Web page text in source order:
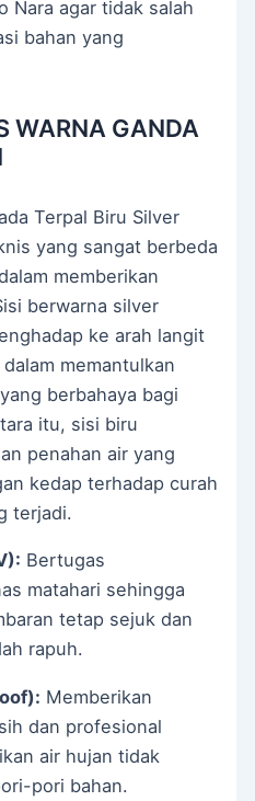
Nara agar tidak salah
bahan yang
WARNA GANDA
Terpal Biru Silver
yang sangat berbeda
memberikan
berwarna silver
ke arah langit
memantulkan
berbahaya bagi
itu, sisi biru
penahan air yang
kedap terhadap curah
terjadi.
Bertugas
matahari sehingga
tetap sejuk dan
rapuh.
Memberikan
dan profesional
air hujan tidak
pori bahan.